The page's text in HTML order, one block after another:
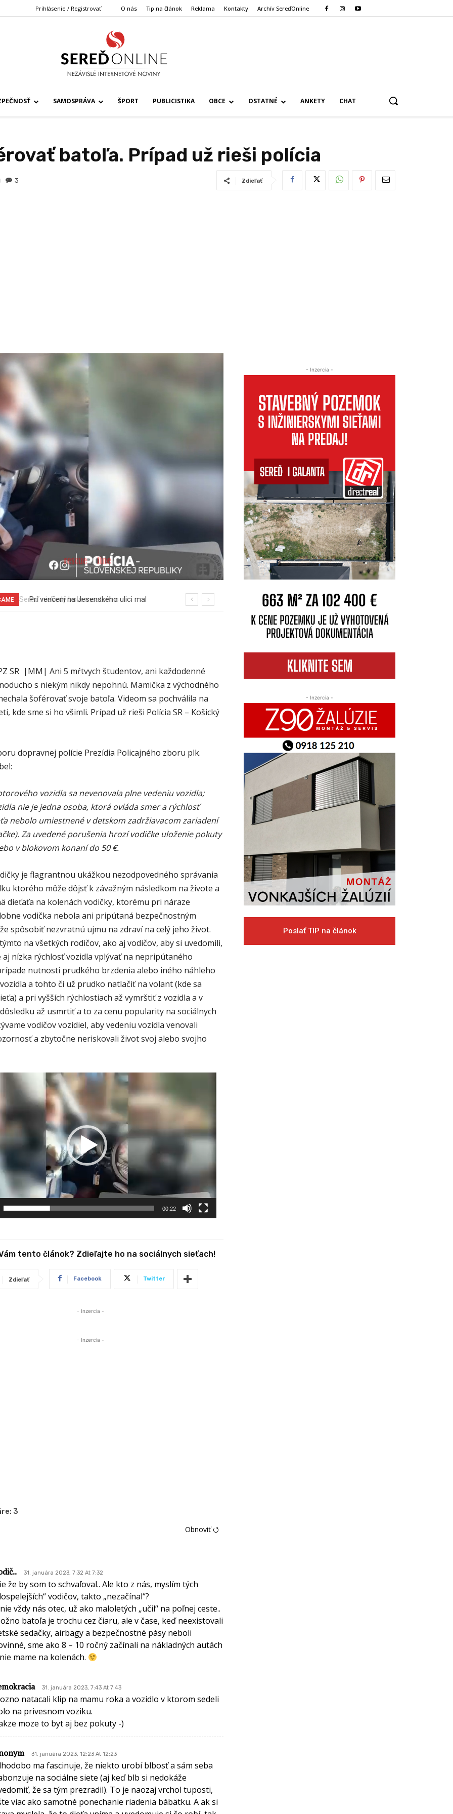
Prihlásenie / Registrovať O nás Tip na článok Reklama Kontakty Archív SereďOnline
SAMOSPRÁVA ŠPORT PUBLICISTIKA OBCE OSTATNÉ ANKETY CHAT
batoľa. Prípad už rieši polícia
3 Zdieľať
Pri venčení na Jesenského ulici mal
SR |MM| Ani 5 mŕtvych študentov, ani každodenné
s niekým nikdy nepohnú. Mamička z východného
šoférovať svoje batoľa. Videom sa pochválila na
kde sme si ho všimli. Prípad už rieši Polícia SR – Košický
dopravnej polície Prezídia Policajného zboru plk.
vozidla sa nevenovala plne vedeniu vozidla;
nie je jedna osoba, ktorá ovláda smer a rýchlosť
nebolo umiestnené v detskom zadržiavacom zariadení
Za uvedené porušenia hrozí vodičke uloženie pokuty
v blokovom konaní do 50 €.
je flagrantnou ukážkou nezodpovedného správania
ktorého môže dôjsť k závažným následkom na živote a
dieťaťa na kolenách vodičky, ktorému pri náraze
vodička nebola ani pripútaná bezpečnostným
spôsobiť nezvratnú ujmu na zdraví na celý jeho život.
na všetkých rodičov, ako aj vodičov, aby si uvedomili,
aj nízka rýchlosť vozidla vplývať na nepripútaného
nutnosti prudkého brzdenia alebo iného náhleho
a tohto či už prudko natlačiť na volant (kde sa
a pri vyšších rýchlostiach až vymrštiť z vozidla a v
až usmrtiť a to za cenu popularity na sociálnych
vodičov vozidiel, aby vedeniu vozidla venovali
a zbytočne neriskovali život svoj alebo svojho
00:22
tento článok? Zdieľajte ho na sociálnych sieťach!
Zdieľať Facebook Twitter
- Inzercia -
- Inzercia -
3
Obnoviť ⭯
31. januára 2023, 7:32 At 7:32
že by som to schvaľoval.. Ale kto z nás, myslím tých
vodičov, takto „nezačínal“?
vždy nás otec, už ako maloletých „učil“ na poľnej ceste..
batoľa je trochu cez čiaru, ale v čase, keď neexistovali
sedačky, airbagy a bezpečnostné pásy neboli
sme ako 8 – 10 ročný začínali na nákladných autách
mame na kolenách.
31. januára 2023, 7:43 At 7:43
natacali klip na mamu roka a vozidlo v ktorom sedeli
na privesnom voziku.
moze to byt aj bez pokuty -)
31. januára 2023, 12:23 At 12:23
ma fascinuje, že niekto urobí blbosť a sám seba
na sociálne siete (aj keď blb si nedokáže
že sa tým prezradil). To je naozaj vrchol tuposti,
viac ako samotné ponechanie riadenia bábätku. A ak si
- Inzercia -
- Inzercia -
Poslať TIP na článok